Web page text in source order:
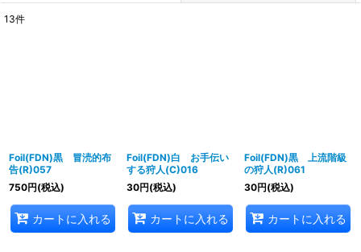
13件
Foil(FDN)黒 冒涜的布
告(R)057
750円(税込)
カートに入れる
Foil(FDN)白 お手伝い
する狩人(C)016
30円(税込)
カートに入れる
Foil(FDN)黒 上流階級
の狩人(R)061
30円(税込)
カートに入れる